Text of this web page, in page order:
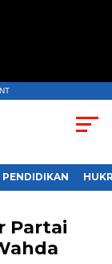
PENDIDIKAN
Partai